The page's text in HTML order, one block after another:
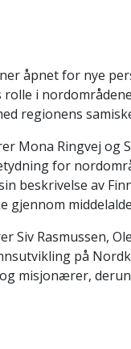
åpnet for nye
i
regionens
Mona Ringvej og
for
beskrivelse av
gjennom
Siv Rasmussen,
på
misjonærer,